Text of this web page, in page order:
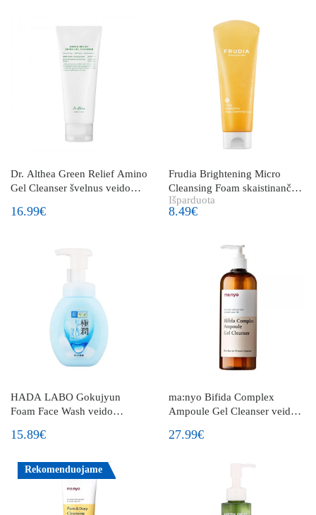
Dr. Althea Green Relief Amino
Gel Cleanser švelnus veido
16.99€
Frudia Brightening Micro
Cleansing Foam skaistinančios
valomosios veido putos
Išparduota
8.49€
HADA LABO Gokujyun
Foam Face Wash veido
15.89€
ma:nyo Bifida Complex
Ampoule Gel Cleanser veido
lizatu
27.99€
Rekomenduojame